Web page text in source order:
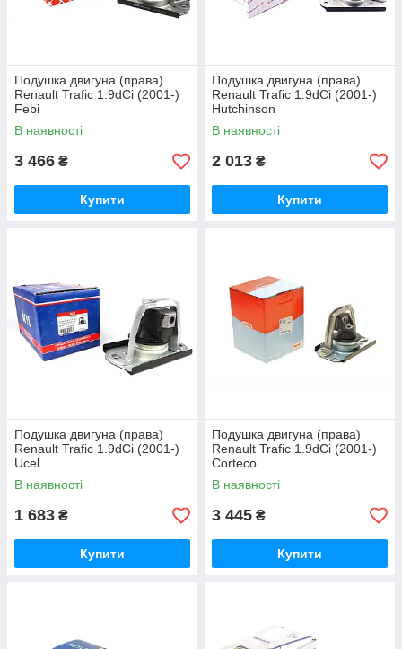
Подушка двигуна (права)
Renault Trafic 1.9dCi (2001-)
Febi
В наявності
3 466 ₴
Купити
Подушка двигуна (права)
Renault Trafic 1.9dCi (2001-)
Hutchinson
В наявності
2 013 ₴
Купити
Подушка двигуна (права)
Renault Trafic 1.9dCi (2001-)
Ucel
В наявності
1 683 ₴
Купити
Подушка двигуна (права)
Renault Trafic 1.9dCi (2001-)
Corteco
В наявності
3 445 ₴
Купити